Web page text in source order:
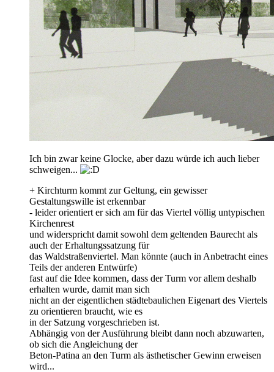
Ich bin zwar keine Glocke, aber dazu würde ich auch lieber
schweigen...
+ Kirchturm kommt zur Geltung, ein gewisser
Gestaltungswille ist erkennbar
- leider orientiert er sich am für das Viertel völlig untypischen
Kirchenrest
und widerspricht damit sowohl dem geltenden Baurecht als
auch der Erhaltungssatzung für
das Waldstraßenviertel. Man könnte (auch in Anbetracht eines
Teils der anderen Entwürfe)
fast auf die Idee kommen, dass der Turm vor allem deshalb
erhalten wurde, damit man sich
nicht an der eigentlichen städtebaulichen Eigenart des Viertels
zu orientieren braucht, wie es
in der Satzung vorgeschrieben ist.
Abhängig von der Ausführung bleibt dann noch abzuwarten,
ob sich die Angleichung der
Beton-Patina an den Turm als ästhetischer Gewinn erweisen
wird...